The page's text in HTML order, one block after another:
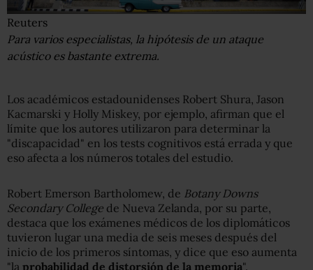
Reuters
Para varios especialistas, la hipótesis de un ataque
acústico es bastante extrema.
Los académicos estadounidenses Robert Shura, Jason
Kacmarski y Holly Miskey, por ejemplo, afirman que el
límite que los autores utilizaron para determinar la
"discapacidad" en los tests cognitivos está errada y que
eso afecta a los números totales del estudio.
Robert Emerson Bartholomew, de Botany Downs
Secondary College de Nueva Zelanda, por su parte,
destaca que los exámenes médicos de los diplomáticos
tuvieron lugar una media de seis meses después del
inicio de los primeros síntomas, y dice que eso aumenta
"la probabilidad de distorsión de la memoria".